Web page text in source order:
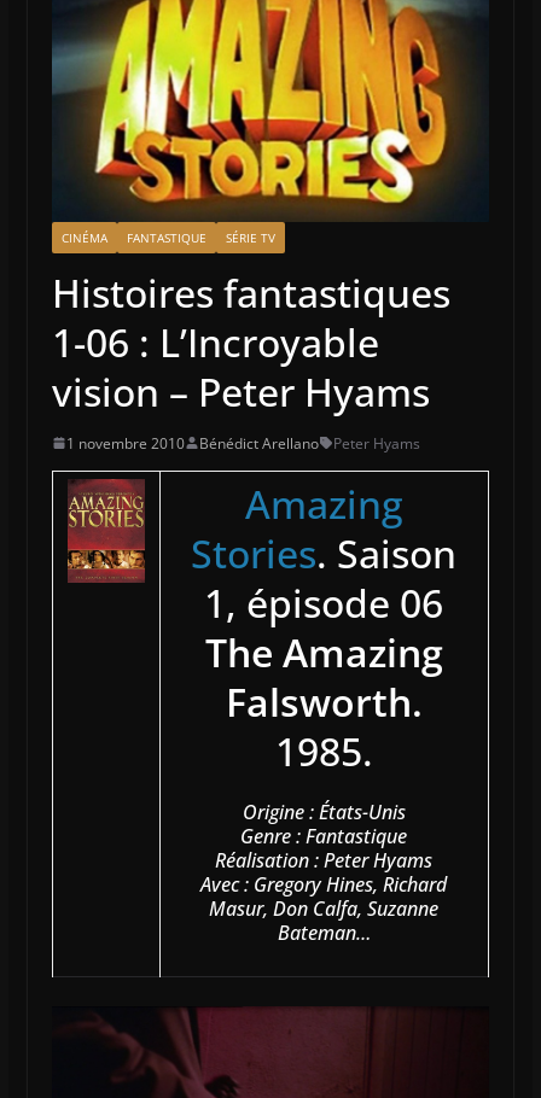
CINÉMA FANTASTIQUE SÉRIE TV
Histoires fantastiques
1-06 : L’Incroyable
vision – Peter Hyams
1 novembre 2010 Bénédict Arellano Peter Hyams
Amazing
Stories. Saison
1, épisode 06
The Amazing
Falsworth.
1985.
Origine : États-Unis
Genre : Fantastique
Réalisation : Peter Hyams
Avec : Gregory Hines, Richard
Masur, Don Calfa, Suzanne
Bateman…